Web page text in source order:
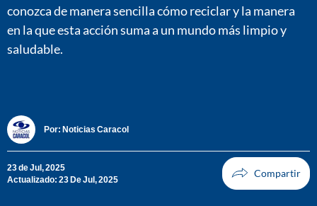
conozca de manera sencilla cómo reciclar y la manera
en la que esta acción suma a un mundo más limpio y
saludable.
Por: Noticias Caracol
23 de Jul, 2025
Actualizado: 23 De Jul, 2025